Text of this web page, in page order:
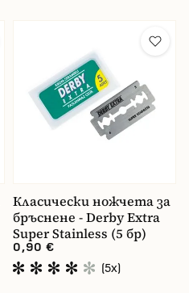
6.84 €
Класически ножчета за
бръснене - Derby Extra
Super Stainless (5 бр)
0,90 €
(5x)